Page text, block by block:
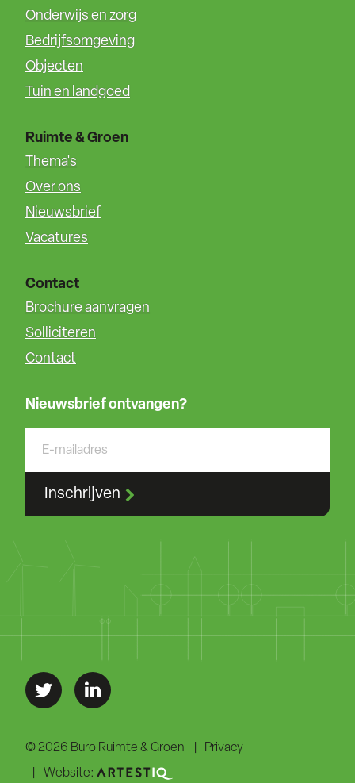
Onderwijs en zorg
Bedrijfsomgeving
Objecten
Tuin en landgoed
Ruimte & Groen
Thema's
Over ons
Nieuwsbrief
Vacatures
Contact
Brochure aanvragen
Solliciteren
Contact
Nieuwsbrief ontvangen?
Inschrijven
© 2026 Buro Ruimte & Groen
Privacy
Website: